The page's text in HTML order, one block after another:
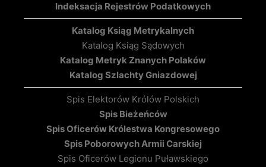
Indeksacja Rejestrów Podatkowych
Katalog Ksiąg Metrykalnych
Katalog Ksiąg Sądowych
Katalog Metryk Znanych Polaków
Katalog Szlachty Gniazdowej
Spis Elektorów Królów Polskich
Spis Bieżeńców
Spis Oficerów Królestwa Kongresowego
Spis Poborowych Armii Carskiej
Spis Oficerów Legionu Puławskiego